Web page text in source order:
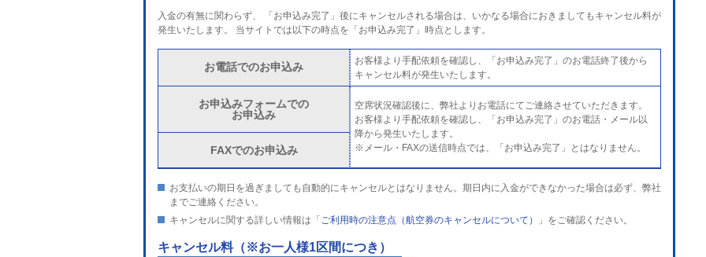
入金の有無に関わらず、 「お申込み完了」後にキャンセルされる場合は、いかなる場合におきましてもキャンセル料が
発生いたします。 当サイトでは以下の時点を「お申込み完了」時点とします。
お電話でのお申込み
お客様より手配依頼を確認し、「お申込み完了」のお電話終了後から
キャンセル料が発生いたします。
お申込みフォームでの
お申込み
空席状況確認後に、弊社よりお電話にてご連絡させていただきます。
お客様より手配依頼を確認し、「お申込み完了」のお電話・メール以
降から発生いたします。
※メール・FAXの送信時点では、「お申込み完了」とはなりません。
FAXでのお申込み
お支払いの期日を過ぎましても自動的にキャンセルとはなりません。期日内に入金ができなかった場合は必ず、弊社
までご連絡ください。
キャンセルに関する詳しい情報は「 ご利用時の注意点（航空券のキャンセルについて） 」をご確認ください。
キャンセル料（※お一人様1区間につき）